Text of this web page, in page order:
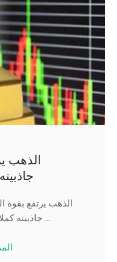
الذهب
جاذبيته كملاذ آمن للمستثمرين تشهد أسعار …